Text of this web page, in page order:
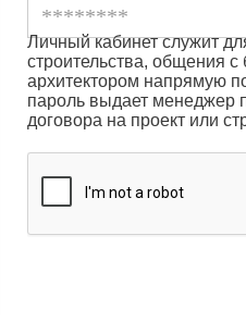
Личный кабинет служит
строительства, общения с
архитектором напрямую
пароль выдает менеджер
договора на проект или